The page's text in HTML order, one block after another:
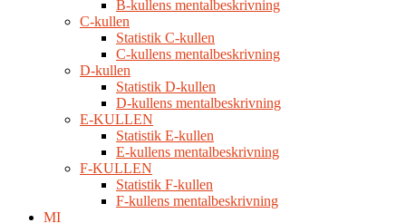
B-kullens mentalbeskrivning
C-kullen
Statistik C-kullen
C-kullens mentalbeskrivning
D-kullen
Statistik D-kullen
D-kullens mentalbeskrivning
E-KULLEN
Statistik E-kullen
E-kullens mentalbeskrivning
F-KULLEN
Statistik F-kullen
F-kullens mentalbeskrivning
MI